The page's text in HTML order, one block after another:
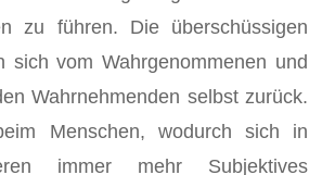
zu führen. Die überschüssigen
sich vom Wahrgenommenen und
Wahrnehmenden selbst zurück.
Menschen, wodurch sich in
immer mehr Subjektives